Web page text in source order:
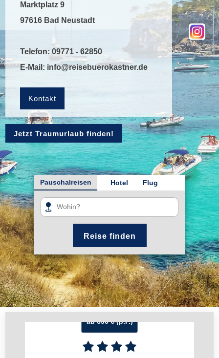
Marktplatz 9
97616 Bad Neustadt
Telefon:09771 - 62850
E-Mail: info@reisebuerokastner.de
Kontakt
Jetzt Traumurlaub finden!
Pauschalreisen Hotel Flug
Reise finden
ab 690 € (p.P.)